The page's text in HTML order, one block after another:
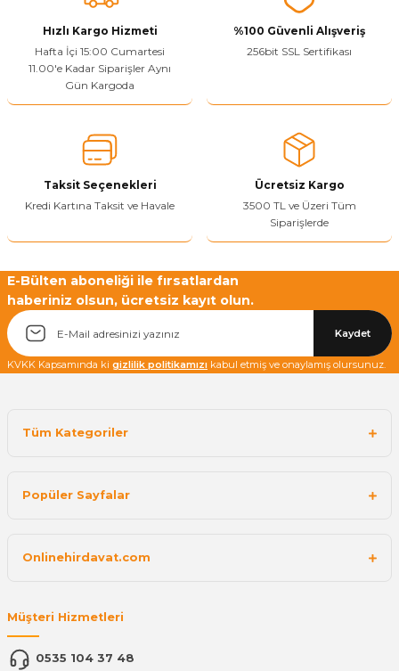
Hızlı Kargo Hizmeti
Hafta İçi 15:00 Cumartesi
11.00'e Kadar Siparişler Aynı
Gün Kargoda
%100 Güvenli Alışveriş
256bit SSL Sertifikası
Taksit Seçenekleri
Kredi Kartına Taksit ve Havale
Ücretsiz Kargo
3500 TL ve Üzeri Tüm
Siparişlerde
E-Bülten aboneliği ile fırsatlardan
haberiniz olsun, ücretsiz kayıt olun.
Kaydet
KVKK Kapsamında ki gizlilik politikamızı kabul etmiş ve onaylamış olursunuz.
Tüm Kategoriler
Popüler Sayfalar
Onlinehirdavat.com
Müşteri Hizmetleri
0535 104 37 48